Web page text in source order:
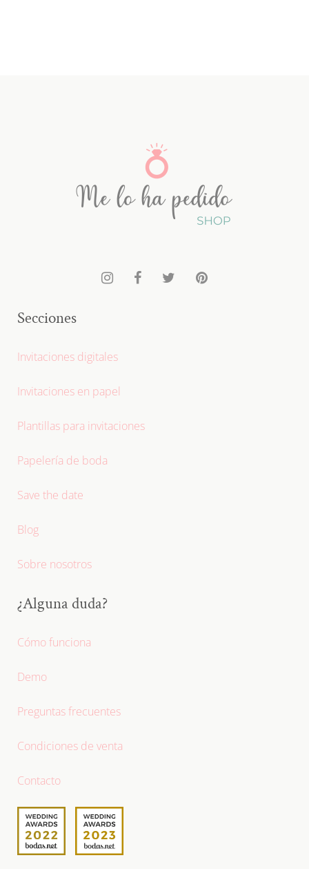
Secciones
Invitaciones digitales
Invitaciones en papel
Plantillas para invitaciones
Papelería de boda
Save the date
Blog
Sobre nosotros
¿Alguna duda?
Cómo funciona
Demo
Preguntas frecuentes
Condiciones de venta
Contacto